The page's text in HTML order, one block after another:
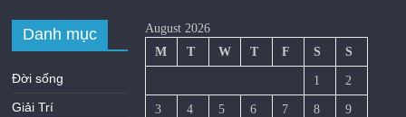
Danh mục
Đời sống
Giải Trí
August 2026
M
T W T F S S
1 2
3 4 5 6 7 8 9